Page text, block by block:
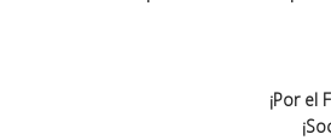
¡Por el